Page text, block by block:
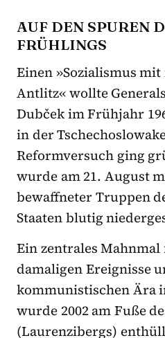
AUF DEN SPUREN
FRÜHLINGS
Einen »Sozialismus
Antlitz« wollte
Dubček im Frühjahr
in der
Reformversuch ging
wurde am 21. August
bewaffneter Truppen
Staaten blutig
Ein zentrales
damaligen Ereignisse
kommunistischen Ära
wurde 2002 am Fuße
(Laurenzibergs)